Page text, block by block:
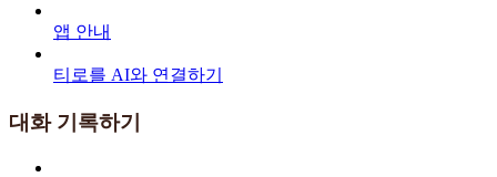
앱 안내
티로를 AI와 연결하기
대화 기록하기